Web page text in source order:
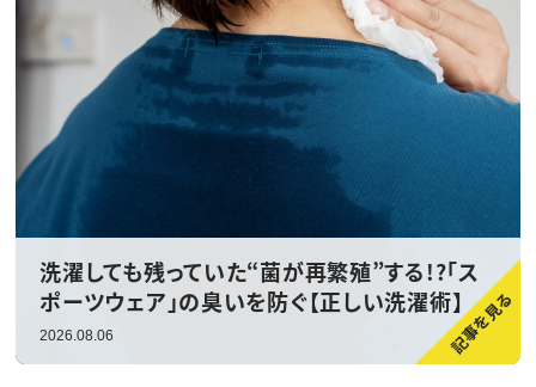
洗濯しても残っていた“菌が再繁殖”する!?「ス
ポーツウェア」の臭いを防ぐ【正しい洗濯術】
2026.08.06